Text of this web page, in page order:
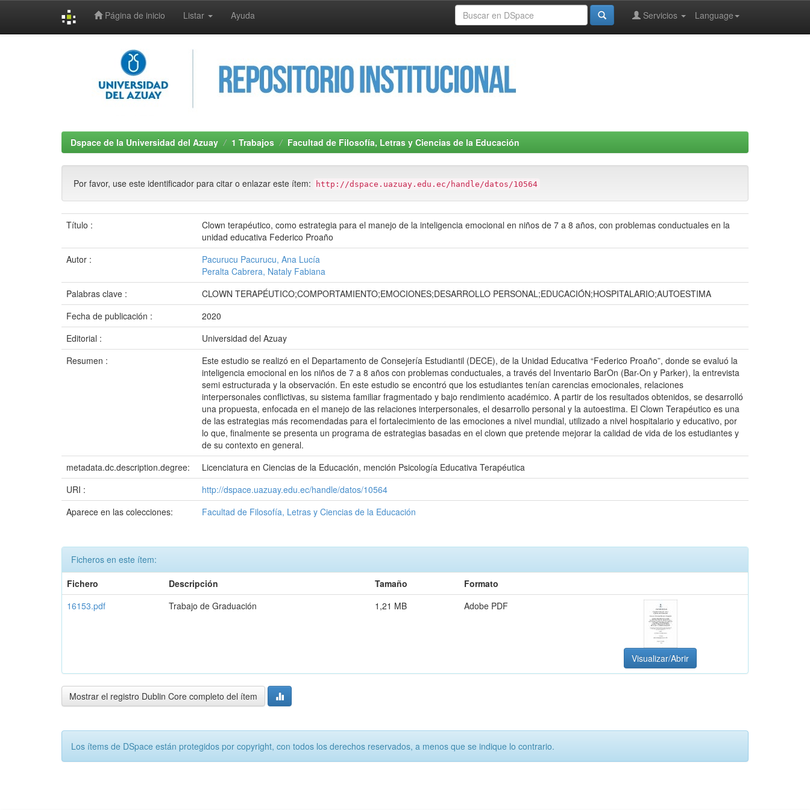
Página de inicio Listar Ayuda Language
Servicios
Dspace de la Universidad del Azuay 1 Trabajos Facultad de Filosofía, Letras y Ciencias de la Educación
Por favor, use este identificador para citar o enlazar este ítem: http://dspace.uazuay.edu.ec/handle/datos/10564
Título :
Clown terapéutico, como estrategia para el manejo de la inteligencia emocional en niños de 7 a 8 años, con problemas conductuales en la
unidad educativa Federico Proaño
Autor :
Pacurucu Pacurucu, Ana Lucía
Peralta Cabrera, Nataly Fabiana
Palabras clave :
CLOWN TERAPÉUTICO;COMPORTAMIENTO;EMOCIONES;DESARROLLO PERSONAL;EDUCACIÓN;HOSPITALARIO;AUTOESTIMA
Fecha de publicación :
2020
Editorial :
Universidad del Azuay
Resumen :
Este estudio se realizó en el Departamento de Consejería Estudiantil (DECE), de la Unidad Educativa “Federico Proaño”, donde se evaluó la
inteligencia emocional en los niños de 7 a 8 años con problemas conductuales, a través del Inventario BarOn (Bar-On y Parker), la entrevista
semi estructurada y la observación. En este estudio se encontró que los estudiantes tenían carencias emocionales, relaciones
interpersonales conflictivas, su sistema familiar fragmentado y bajo rendimiento académico. A partir de los resultados obtenidos, se desarrolló
una propuesta, enfocada en el manejo de las relaciones interpersonales, el desarrollo personal y la autoestima. El Clown Terapéutico es una
de las estrategias más recomendadas para el fortalecimiento de las emociones a nivel mundial, utilizado a nivel hospitalario y educativo, por
lo que, finalmente se presenta un programa de estrategias basadas en el clown que pretende mejorar la calidad de vida de los estudiantes y
de su contexto en general.
metadata.dc.description.degree:
Licenciatura en Ciencias de la Educación, mención Psicología Educativa Terapéutica
URI :
http://dspace.uazuay.edu.ec/handle/datos/10564
Aparece en las colecciones:
Facultad de Filosofía, Letras y Ciencias de la Educación
Ficheros en este ítem:
Fichero
Descripción Tamaño
Formato
16153.pdf
Trabajo de Graduación 1,21 MB Adobe PDF
Visualizar/Abrir
Mostrar el registro Dublin Core completo del ítem
Los ítems de DSpace están protegidos por copyright, con todos los derechos reservados, a menos que se indique lo contrario.